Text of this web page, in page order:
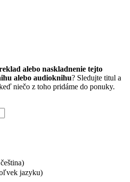
alebo naskladnenie tejto
alebo audioknihu? Sledujte titul a
niečo z toho pridáme do ponuky.
jazyku)